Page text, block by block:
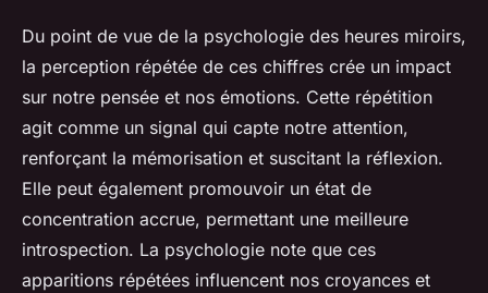
Du point de vue de la psychologie des heures miroirs,
la perception répétée de ces chiffres crée un impact
sur notre pensée et nos émotions. Cette répétition
agit comme un signal qui capte notre attention,
renforçant la mémorisation et suscitant la réflexion.
Elle peut également promouvoir un état de
concentration accrue, permettant une meilleure
introspection. La psychologie note que ces
apparitions répétées influencent nos croyances et